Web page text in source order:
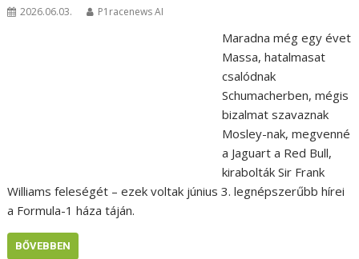
2026.06.03. P1racenews AI
Maradna még egy évet
Massa, hatalmasat
csalódnak
Schumacherben, mégis
bizalmat szavaznak
Mosley-nak, megvenné
a Jaguart a Red Bull,
kirabolták Sir Frank
Williams feleségét – ezek voltak június 3. legnépszerűbb hírei
a Formula-1 háza táján.
BŐVEBBEN